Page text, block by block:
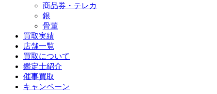
商品券・テレカ
銀
骨董
買取実績
店舗一覧
買取について
鑑定士紹介
催事買取
キャンペーン